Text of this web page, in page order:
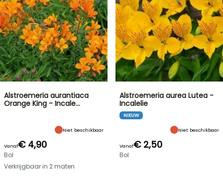
Alstroemeria aurantiaca
Orange King - Incale…
Niet beschikbaar
Vanaf€ 4,90
Bol
Verkrijgbaar in 2 maten
Alstroemeria aurea Lutea -
Incalelie
NIEUW
Niet beschikbaar
Vanaf€ 2,50
Bol